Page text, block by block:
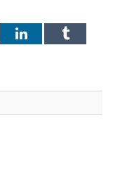
LinkedInTumblr